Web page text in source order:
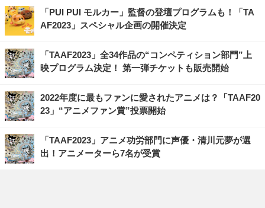
「PUI PUI モルカー」監督の登壇プログラムも！「TA
AF2023」スペシャル企画の開催決定
「TAAF2023」全34作品の“コンペティション部門”上
映プログラム決定！ 第一弾チケットも販売開始
2022年度に最もファンに愛されたアニメは？「TAAF20
23」“アニメファン賞”投票開始
「TAAF2023」アニメ功労部門に声優・清川元夢が選
出！アニメーターら7名が受賞